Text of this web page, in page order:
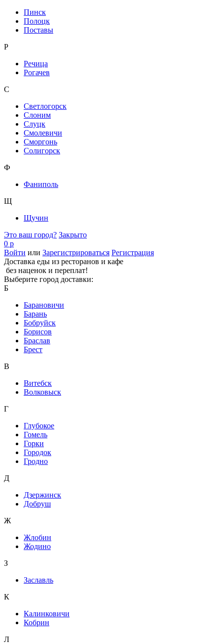
Пинск
Полоцк
Поставы
Р
Речица
Рогачев
С
Светлогорск
Слоним
Слуцк
Смолевичи
Сморгонь
Солигорск
Ф
Фаниполь
Щ
Щучин
Это ваш город? Закрыто
0 р
Войти или Зарегистрироваться Регистрация
Доставка еды из ресторанов и кафе
без наценок и переплат!
Выберите город доставки:
Б
Барановичи
Барань
Бобруйск
Борисов
Браслав
Брест
В
Витебск
Волковыск
Г
Глубокое
Гомель
Горки
Городок
Гродно
Д
Дзержинск
Добруш
Ж
Жлобин
Жодино
З
Заславль
К
Калинковичи
Кобрин
Л